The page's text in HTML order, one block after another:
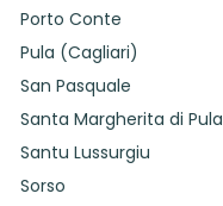
Porto Conte
Pula (Cagliari)
San Pasquale
Santa Margherita di Pula
Santu Lussurgiu
Sorso